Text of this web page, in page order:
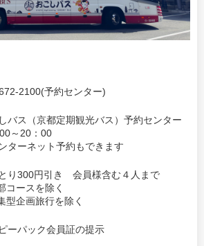
2100(予約センター)
バス（京都定期観光バス）予約センター
～20：00
ターネット予約もできます
り300円引き 会員様含む４人まで
コースを除く
型企画旅行を除く
ーパック会員証の提示